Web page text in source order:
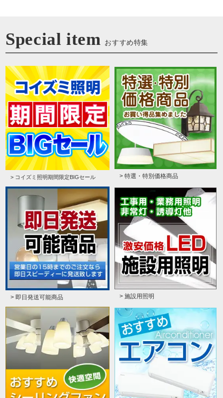
Special item おすすめ特集
> コイズミ照明期間限定BIGセール > 特選・特別価格商品
> 即日発送可能商品 > 施設用照明